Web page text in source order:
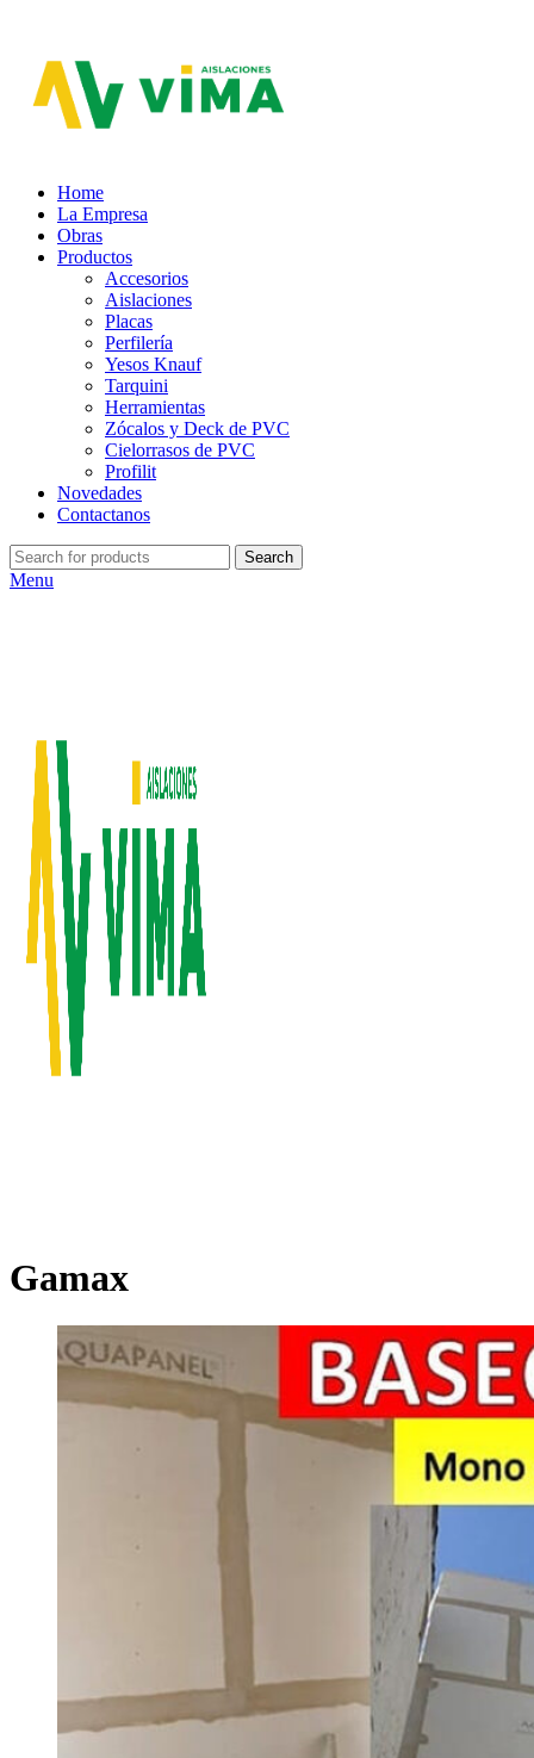
Home
La Empresa
Obras
Productos
Accesorios
Aislaciones
Placas
Perfilería
Yesos Knauf
Tarquini
Herramientas
Zócalos y Deck de PVC
Cielorrasos de PVC
Profilit
Novedades
Contactanos
Search
Menu
Gamax